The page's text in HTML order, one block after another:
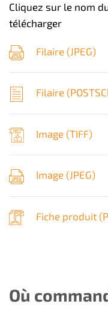
Cliquez sur le nom
télécharger
Filaire (JPEG)
Filaire (
Image (TIFF)
Image (JPEG)
Fiche produit (
Où